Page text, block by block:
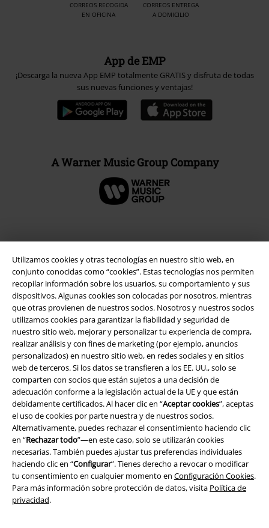
Utilizamos cookies y otras tecnologías en nuestro sitio web, en
conjunto conocidas como “cookies”. Estas tecnologías nos permiten
recopilar información sobre los usuarios, su comportamiento y sus
dispositivos. Algunas cookies son colocadas por nosotros, mientras
que otras provienen de nuestros socios. Nosotros y nuestros socios
utilizamos cookies para garantizar la fiabilidad y seguridad de
nuestro sitio web, mejorar y personalizar tu experiencia de compra,
realizar análisis y con fines de marketing (por ejemplo, anuncios
personalizados) en nuestro sitio web, en redes sociales y en sitios
web de terceros. Si los datos se transfieren a los EE. UU., solo se
comparten con socios que están sujetos a una decisión de
adecuación conforme a la legislación actual de la UE y que están
debidamente certificados. Al hacer clic en “Aceptar cookies”, aceptas
el uso de cookies por parte nuestra y de nuestros socios.
Alternativamente, puedes rechazar el consentimiento haciendo clic
en “Rechazar todo”—en este caso, solo se utilizarán cookies
necesarias. También puedes ajustar tus preferencias individuales
haciendo clic en “Configurar”. Tienes derecho a revocar o modificar
tu consentimiento en cualquier momento en Configuración Cookies.
Para más información sobre protección de datos, visita Política de
privacidad.
CORREOS RECOGIDA
EN OFICINA
CORREOS ENTREGA
A DOMICILIO
App de EMP
¡Descarga la nueva App EMP totalmente GRATIS y disfruta de todas
sus nuevas funciones y ventajas!
A Warner Music Group Company
Legal
Términos y Condiciones
Aviso Legal
Ley protección de datos